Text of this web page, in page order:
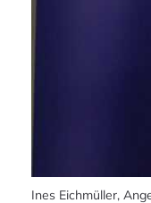
Ines Eichmüller,